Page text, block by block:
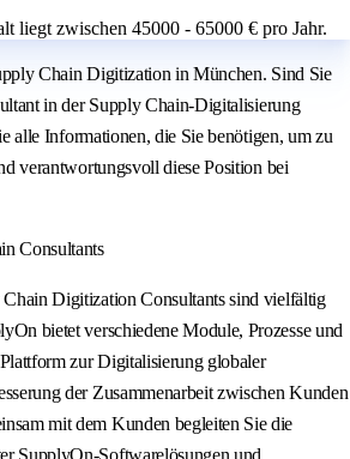
liegt zwischen 45000 - 65000 € pro Jahr.
Chain Digitization in München. Sind Sie
in der Supply Chain-Digitalisierung
alle Informationen, die Sie benötigen, um zu
verantwortungsvoll diese Position bei
Consultants
Digitization Consultants sind vielfältig
bietet verschiedene Module, Prozesse und
zur Digitalisierung globaler
der Zusammenarbeit zwischen Kunden
mit dem Kunden begleiten Sie die